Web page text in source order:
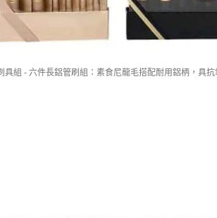
具組 - 六件長鋁管刷組：素食尼龍毛搭配耐用鋁柄，具